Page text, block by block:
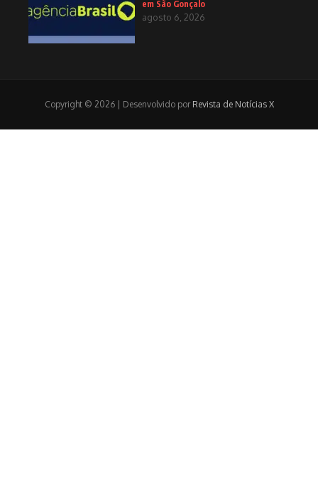
em São Gonçalo
agosto 6, 2026
Copyright © 2026 | Desenvolvido por Revista de Notícias X